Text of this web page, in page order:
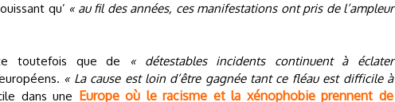
qu’ « au fil des années, ces manifestations ont pris de l’ampleur
toutefois que de
« détestables incidents continuent à éclater
« La cause est loin d’être gagnée tant ce fléau est difficile à
dans une Europe où le racisme et la xénophobie prennent de